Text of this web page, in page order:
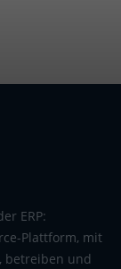
ERP:
Plattform, mit
betreiben und